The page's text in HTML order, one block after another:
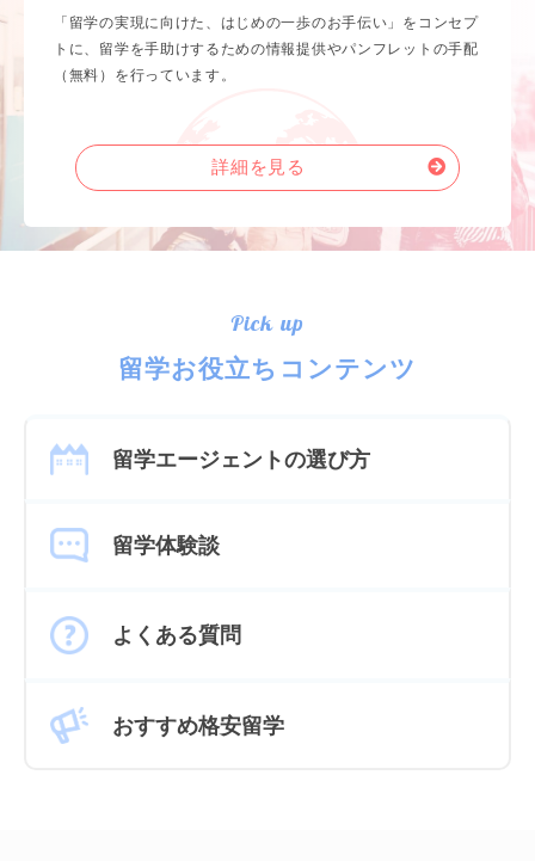
「留学の実現に向けた、はじめの一歩のお手伝い」をコンセプ
トに、留学を手助けするための情報提供やパンフレットの手配
（無料）を行っています。
詳細を見る
Pick up
留学お役立ちコンテンツ
留学エージェントの選び方
留学体験談
よくある質問
おすすめ格安留学